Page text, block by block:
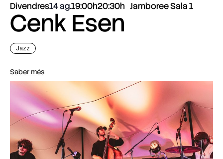
Divendres14 ag.19:00h20:30h Jamboree Sala 1
Cenk Esen
Jazz
Saber més